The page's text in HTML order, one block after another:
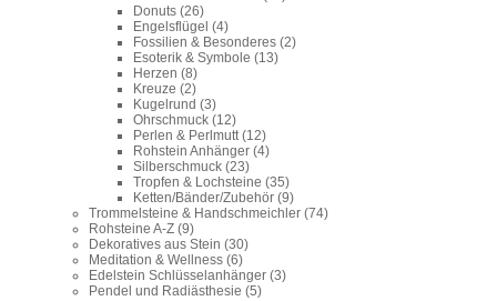
Donuts (26)
Engelsflügel (4)
Fossilien & Besonderes (2)
Esoterik & Symbole (13)
Herzen (8)
Kreuze (2)
Kugelrund (3)
Ohrschmuck (12)
Perlen & Perlmutt (12)
Rohstein Anhänger (4)
Silberschmuck (23)
Tropfen & Lochsteine (35)
Ketten/Bänder/Zubehör (9)
Trommelsteine & Handschmeichler (74)
Rohsteine A-Z (9)
Dekoratives aus Stein (30)
Meditation & Wellness (6)
Edelstein Schlüsselanhänger (3)
Pendel und Radiästhesie (5)